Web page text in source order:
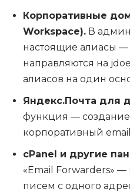
Корпоративные
Workspace). В
настоящие алиасы —
направляются на
алиасов на один
Яндекс.Почта для
функция — создание
корпоративный email
cPanel и другие
«Email Forwarders»
писем с одного